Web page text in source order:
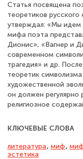
Статья посвящена
теоретиков
утверждал: «Мы идем
мифа поэта
Дионис», «Вагнер и
современном
трагедия» и др.
теоретик
художественной
он должен регулярно
религиозное
КЛЮЧЕВЫЕ СЛОВА
литература, миф,
эстетика